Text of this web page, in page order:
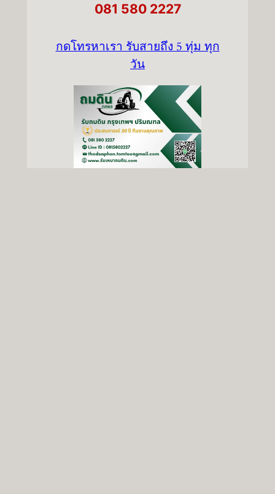
081 580 2227
กดโทรหาเรา รับสายถึง 5 ทุ่ม ทุก
วัน